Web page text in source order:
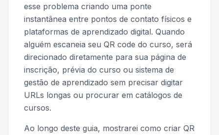
esse problema criando uma ponte
instantânea entre pontos de contato físicos e
plataformas de aprendizado digital. Quando
alguém escaneia seu QR code do curso, será
direcionado diretamente para sua página de
inscrição, prévia do curso ou sistema de
gestão de aprendizado sem precisar digitar
URLs longas ou procurar em catálogos de
cursos.
Ao longo deste guia, mostrarei como criar QR